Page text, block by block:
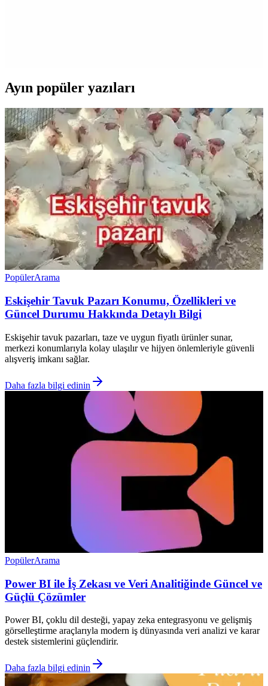
Ayın popüler yazıları
PopülerArama
Eskişehir Tavuk Pazarı Konumu, Özellikleri ve
Güncel Durumu Hakkında Detaylı Bilgi
Eskişehir tavuk pazarları, taze ve uygun fiyatlı ürünler sunar,
merkezi konumlarıyla kolay ulaşılır ve hijyen önlemleriyle güvenli
alışveriş imkanı sağlar.
Daha fazla bilgi edinin
PopülerArama
Power BI ile İş Zekası ve Veri Analitiğinde Güncel ve
Güçlü Çözümler
Power BI, çoklu dil desteği, yapay zeka entegrasyonu ve gelişmiş
görselleştirme araçlarıyla modern iş dünyasında veri analizi ve karar
destek sistemlerini güçlendirir.
Daha fazla bilgi edinin